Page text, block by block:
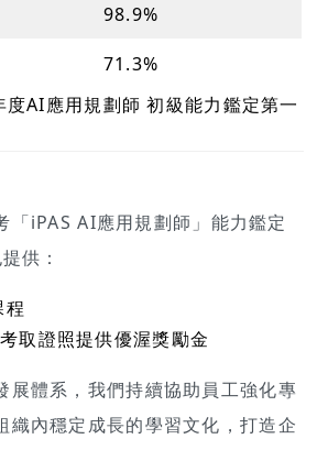
98.9%
71.3%
AI應用規劃師 初級能力鑑定第一
「iPAS AI應用規劃師」能力鑑定
供：
取證照提供優渥獎勵金
展體系，我們持續協助員工強化專
織內穩定成長的學習文化，打造企